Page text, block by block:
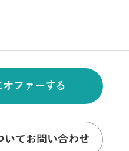
ファーする
いてお問い合わせ